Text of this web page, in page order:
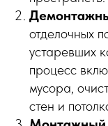
отделочных
устаревших
процесс
мусора,
стен и